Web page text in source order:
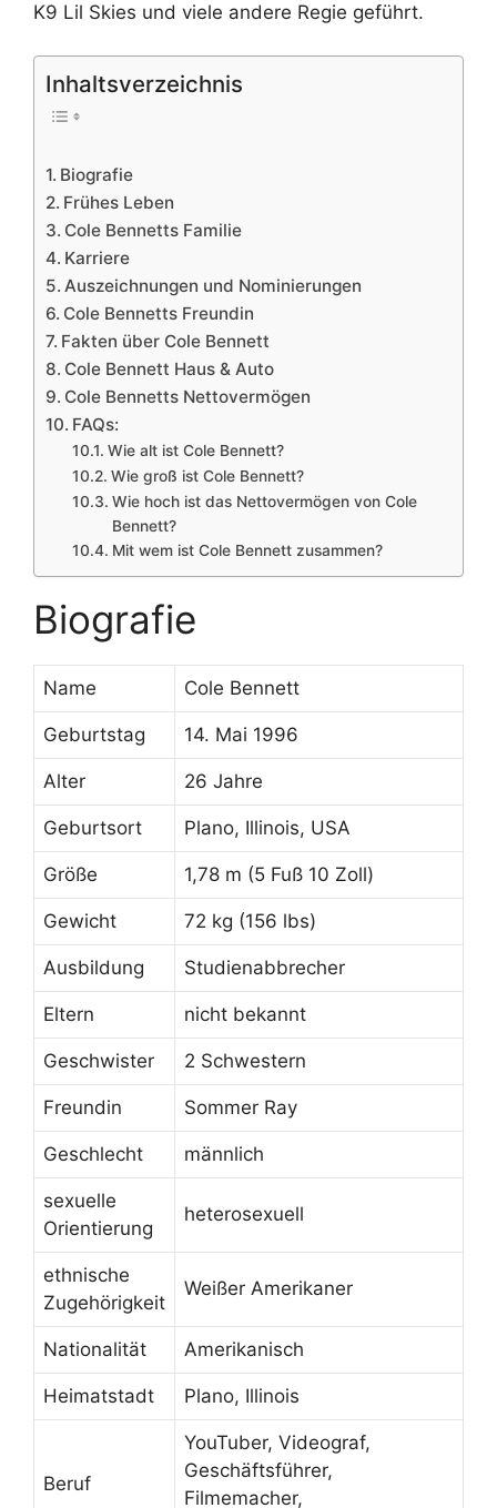
K9 Lil Skies und viele andere Regie geführt.
Inhaltsverzeichnis
Biografie
Frühes Leben
Cole Bennetts Familie
Karriere
Auszeichnungen und Nominierungen
Cole Bennetts Freundin
Fakten über Cole Bennett
Cole Bennett Haus & Auto
Cole Bennetts Nettovermögen
FAQs:
Wie alt ist Cole Bennett?
Wie groß ist Cole Bennett?
Wie hoch ist das Nettovermögen von Cole
Bennett?
Mit wem ist Cole Bennett zusammen?
Biografie
Name Cole Bennett
Geburtstag 14. Mai 1996
Alter 26 Jahre
Geburtsort Plano, Illinois, USA
Größe 1,78 m (5 Fuß 10 Zoll)
Gewicht 72 kg (156 lbs)
Ausbildung Studienabbrecher
Eltern nicht bekannt
Geschwister 2 Schwestern
Freundin Sommer Ray
Geschlecht männlich
sexuelle
Orientierung
heterosexuell
ethnische
Zugehörigkeit
Weißer Amerikaner
Nationalität Amerikanisch
Heimatstadt Plano, Illinois
Beruf
YouTuber, Videograf,
Geschäftsführer,
Filmemacher,